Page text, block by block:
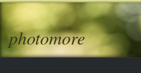
photomore